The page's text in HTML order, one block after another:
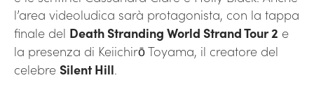
l’area videoludica sarà protagonista, con la tappa
finale del Death Stranding World Strand Tour 2 e
la presenza di Keiichirō Toyama, il creatore del
celebre Silent Hill.